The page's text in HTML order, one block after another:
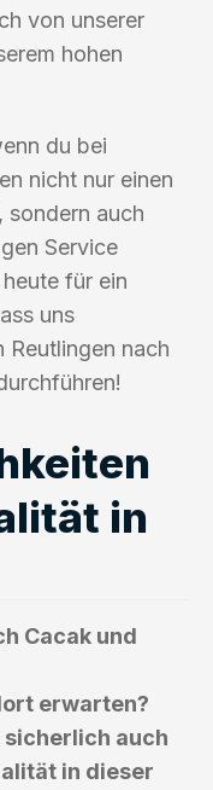
von unserer
hohen
du bei
nicht nur einen
sondern auch
Service
für ein
uns
Reutlingen nach
in
Cacak und
erwarten?
auch
in dieser